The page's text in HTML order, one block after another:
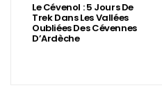
Le Cévenol : 5 Jours De
Trek Dans Les Vallées
Oubliées Des Cévennes
D’Ardèche